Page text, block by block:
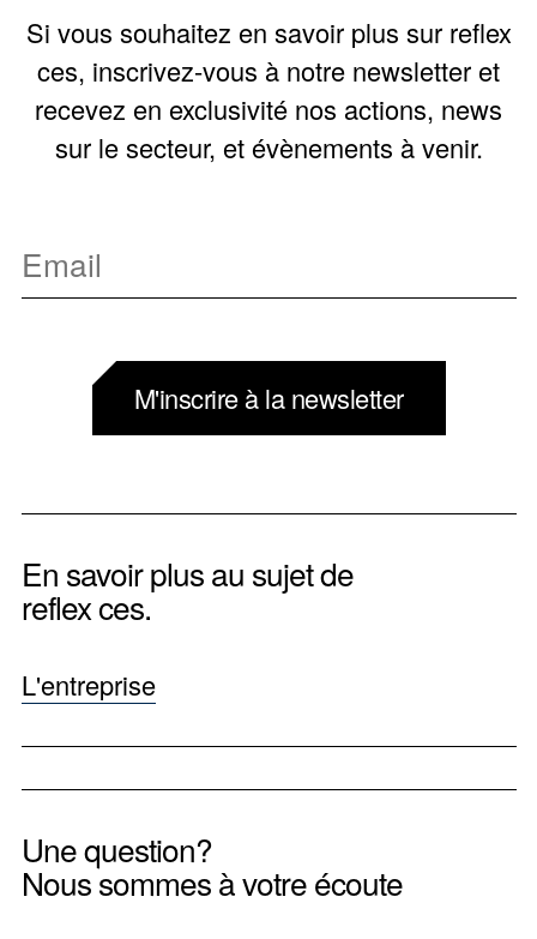
Si vous souhaitez en savoir plus sur reflex
ces, inscrivez-vous à notre newsletter et
recevez en exclusivité nos actions, news
sur le secteur, et évènements à venir.
M'inscrire à la newsletter
En savoir plus au sujet de
reflex ces.
L'entreprise
Une question?
Nous sommes à votre écoute